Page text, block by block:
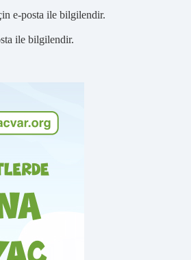
e-posta ile bilgilendir.
ile bilgilendir.